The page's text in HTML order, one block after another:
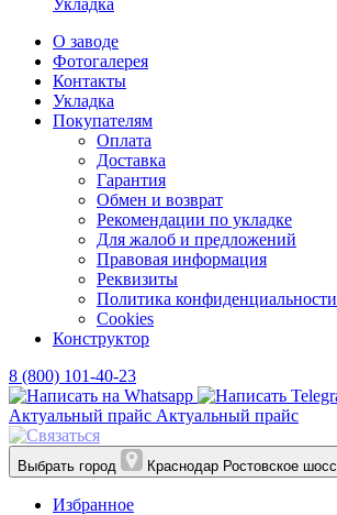
Укладка
О заводе
Фотогалерея
Контакты
Укладка
Покупателям
Оплата
Доставка
Гарантия
Обмен и возврат
Рекомендации по укладке
Для жалоб и предложений
Правовая информация
Реквизиты
Политика конфиденциальности
Cookies
Конструктор
8 (800) 101-40-23
Актуальный прайс Актуальный прайс
Выбрать город Краснодар Ростовское
Избранное